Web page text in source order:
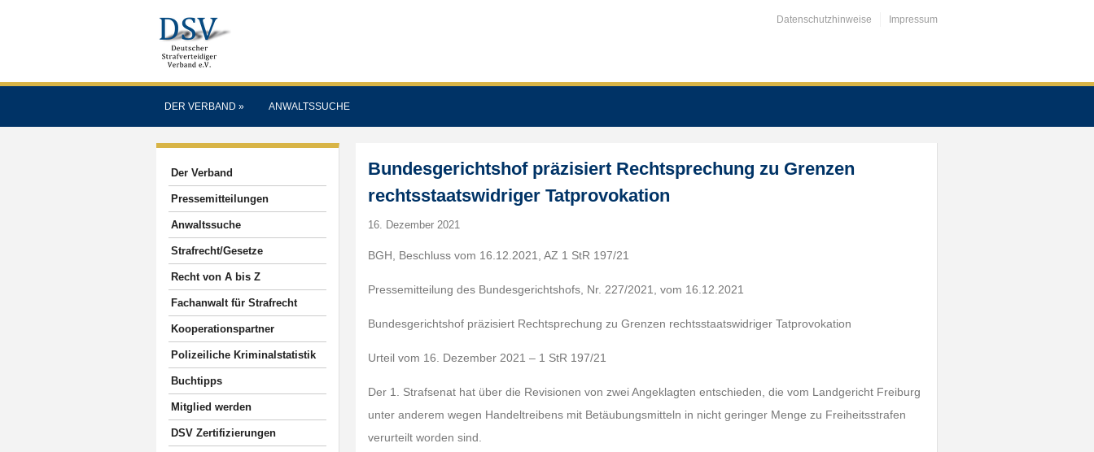
Datenschutzhinweise Impressum
DER VERBAND » ANWALTSSUCHE
Der Verband
Pressemitteilungen
Anwaltssuche
Strafrecht/Gesetze
Recht von A bis Z
Fachanwalt für Strafrecht
Kooperationspartner
Polizeiliche Kriminalstatistik
Buchtipps
Mitglied werden
DSV Zertifizierungen
Bundesgerichtshof präzisiert Rechtsprechung zu Grenzen
rechtsstaatswidriger Tatprovokation
16. Dezember 2021
BGH, Beschluss vom 16.12.2021, AZ 1 StR 197/21
Pressemitteilung des Bundesgerichtshofs, Nr. 227/2021, vom 16.12.2021
Bundesgerichtshof präzisiert Rechtsprechung zu Grenzen rechtsstaatswidriger Tatprovokation
Urteil vom 16. Dezember 2021 – 1 StR 197/21
Der 1. Strafsenat hat über die Revisionen von zwei Angeklagten entschieden, die vom Landgericht Freiburg
unter anderem wegen Handeltreibens mit Betäubungsmitteln in nicht geringer Menge zu Freiheitsstrafen
verurteilt worden sind.